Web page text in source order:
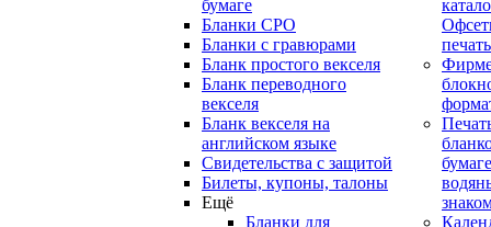
бумаге
Бланки СРО
Бланки с гравюрами
Бланк простого векселя
Бланк переводного
векселя
Бланк векселя на
английском языке
Свидетельства с защитой
Билеты, купоны, талоны
Ещё
Бланки для
печать